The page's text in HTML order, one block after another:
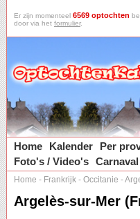
Er zijn momenteel 6569 optochten
door via het formulier.
Home
Kalender Per
Foto's / Video's Carnaval
Home - Frankrijk - Occitanie -
Argelès-sur-Mer